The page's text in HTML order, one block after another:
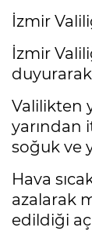
İzmir
İzmir
Valilikten
yarından
soğuk ve
Hava
azalarak
edildiği